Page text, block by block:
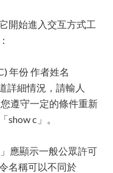
開始進入交互方式工
年份 作者姓名
詳細情況，請輸人
遵守一定的條件重新
c」。
應顯示一般公眾許可
名稱可以不同於